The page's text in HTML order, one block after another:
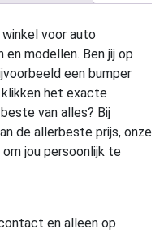
voor auto
modellen. Ben jij op
een bumper
klikken het exacte
van alles? Bij
de allerbeste prijs, onze
jou persoonlijk te
en alleen op